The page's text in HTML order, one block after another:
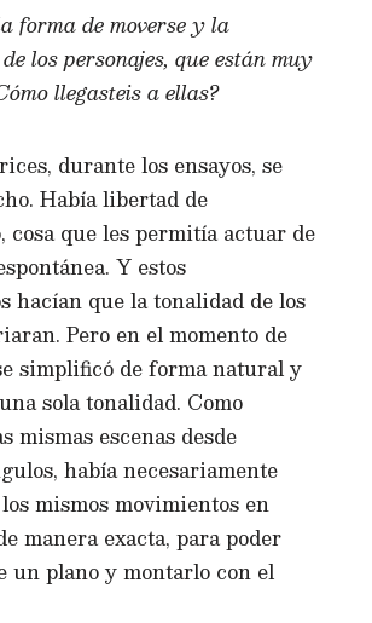
forma de moverse y la
los personajes, que están muy
llegasteis a ellas?
durante los ensayos, se
Había libertad de
cosa que les permitía actuar de
Y estos
hacían que la tonalidad de los
Pero en el momento de
simplificó de forma natural y
sola tonalidad. Como
mismas escenas desde
había necesariamente
mismos movimientos en
manera exacta, para poder
un plano y montarlo con el